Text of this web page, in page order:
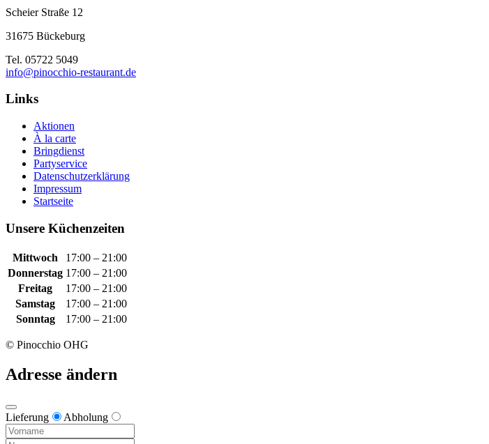
Scheier Straße 12
31675 Bückeburg
Tel. 05722 5049
info@pinocchio-restaurant.de
Links
Aktionen
À la carte
Bringdienst
Partyservice
Datenschutzerklärung
Impressum
Startseite
Unsere Küchenzeiten
Mittwoch
17:00 – 21:00
Donnerstag 17:00 – 21:00
Freitag
17:00 – 21:00
Samstag
17:00 – 21:00
Sonntag
17:00 – 21:00
© Pinocchio OHG
Adresse ändern
Lieferung Abholung